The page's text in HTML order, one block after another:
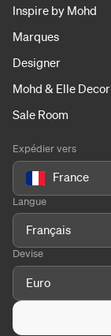
Inspire by Mohd
Marques
Designer
Mohd & Elle Decor
Sale Room
Expédier vers
France
Langue
Français
Devise
Euro